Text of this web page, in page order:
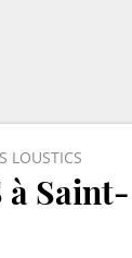
LOUSTICS
à Saint-